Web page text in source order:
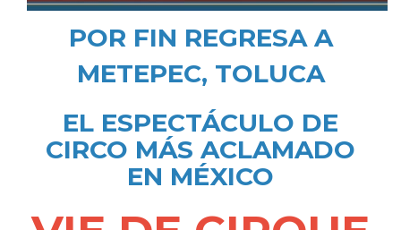
POR FIN REGRESA A
METEPEC, TOLUCA
EL ESPECTÁCULO DE
CIRCO MÁS ACLAMADO
EN MÉXICO